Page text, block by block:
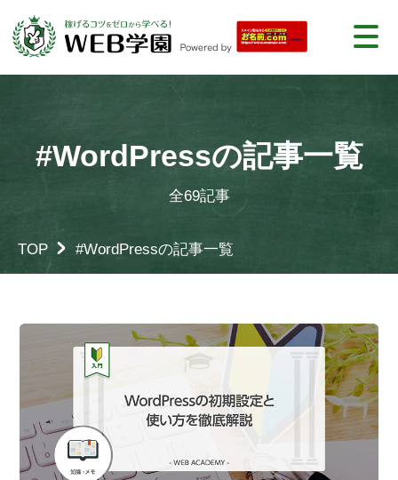
#WordPressの記事一覧
全69記事
TOP #WordPressの記事一覧